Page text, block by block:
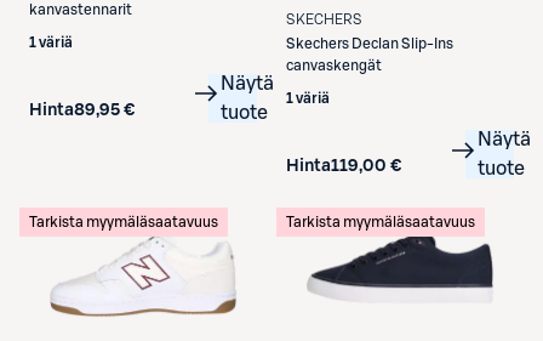
kanvastennarit
1 väriä
Hinta89,95 €
Näytä
tuote
SKECHERS
Skechers Declan Slip-Ins
canvaskengät
1 väriä
Hinta119,00 €
Näytä
tuote
Tarkista myymäläsaatavuus Tarkista myymäläsaatavuus